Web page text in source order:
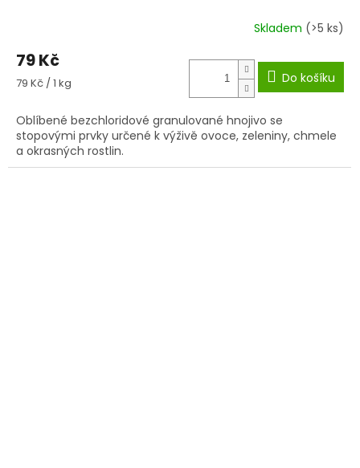
Skladem (>5 ks)
79 Kč
Měrná
79 Kč / 1 kg Do košíku
Oblíbené bezchloridové granulované hnojivo se
stopovými prvky určené k výživě ovoce, zeleniny, chmele
a okrasných rostlin.